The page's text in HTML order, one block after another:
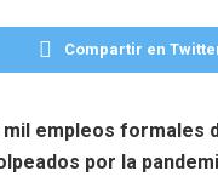
Compartir en
empleos formales
por la